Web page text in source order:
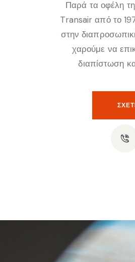
Παρά τα οφέλη
Transair από το
στην
χαρούμε να
διαπίστωση